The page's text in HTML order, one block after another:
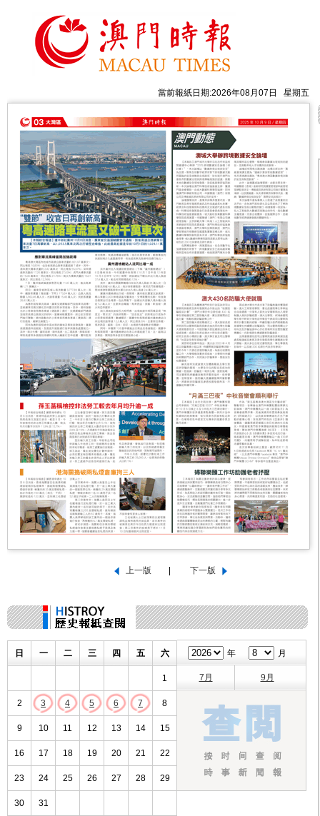
當前報紙日期:2026年08月07日 星期五
日 一 二 三 四 五 六
1
2 3 4 5 6 7 8
9 10 11 12 13 14 15
16 17 18 19 20 21 22
23 24 25 26 27 28 29
30 31
年 月
7月 9月